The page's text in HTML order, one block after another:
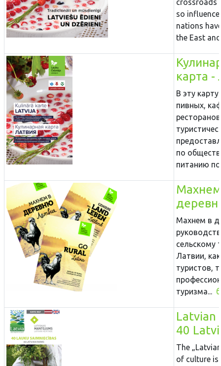
crossroads
so
nations
the East
карта
В эту
пивных,
по
питанию
Махнем в
сельскому
Латвии,
туристов,
туризма...
Latvian
40
The
of culture